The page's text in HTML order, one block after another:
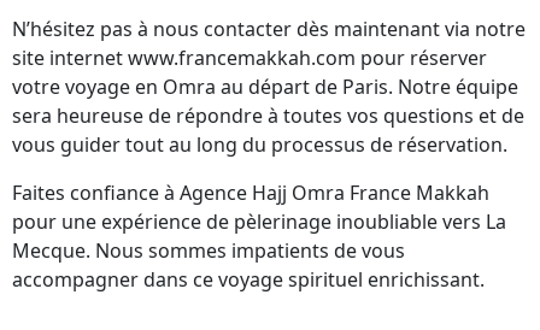
N’hésitez pas à nous contacter dès maintenant via notre
site internet www.francemakkah.com pour réserver
votre voyage en Omra au départ de Paris. Notre équipe
sera heureuse de répondre à toutes vos questions et de
vous guider tout au long du processus de réservation.
Faites confiance à Agence Hajj Omra France Makkah
pour une expérience de pèlerinage inoubliable vers La
Mecque. Nous sommes impatients de vous
accompagner dans ce voyage spirituel enrichissant.